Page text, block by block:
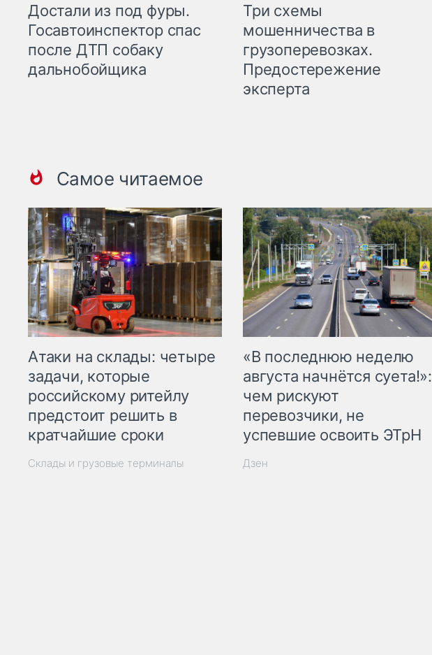
Достали из под фуры.
Госавтоинспектор спас
после ДТП собаку
дальнобойщика
Три схемы
мошенничества в
грузоперевозках.
Предостережение
эксперта
Самое читаемое
Атаки на склады: четыре
задачи, которые
российскому ритейлу
предстоит решить в
кратчайшие сроки
Склады и грузовые терминалы
«В последнюю неделю
августа начнётся суета!»:
чем рискуют
перевозчики, не
успевшие освоить ЭТрН
Дзен